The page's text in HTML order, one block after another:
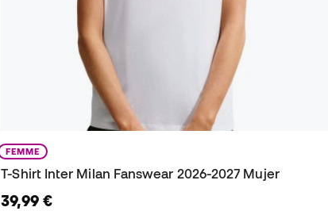
FEMME
T-Shirt Inter Milan Fanswear 2026-2027 Mujer
39,99 €